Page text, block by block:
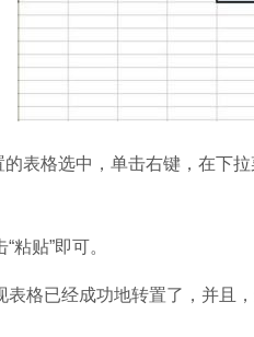
格选中，单击右键，在下拉
贴”即可。
已经成功地转置了，并且，